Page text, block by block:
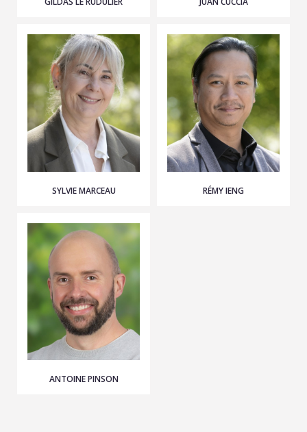
SYLVIE MARCEAU RÉMY IENG
ANTOINE PINSON